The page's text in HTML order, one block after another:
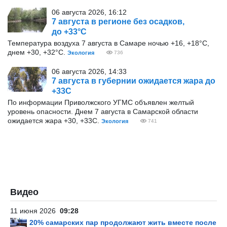
06 августа 2026, 16:12
7 августа в регионе без осадков,
до +33°С
Температура воздуха 7 августа в Самаре ночью +16, +18°С,
днем +30, +32°С.
Экология 736
06 августа 2026, 14:33
7 августа в губернии ожидается жара до
+33С
По информации Приволжского УГМС объявлен желтый
уровень опасности. Днем 7 августа в Самарской области
ожидается жара +30, +33С.
Экология 741
Видео
11 июня 2026 09:28
20% самарских пар продолжают жить вместе после